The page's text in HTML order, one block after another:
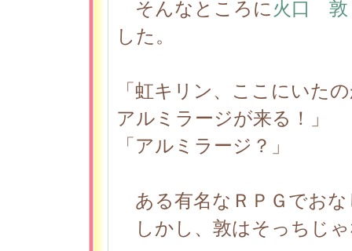
そんなところに 火口 敦
した。
「虹キリン、ここにいた
アルミラージが来る！」
「アルミラージ？」
ある有名なＲＰＧでお
しかし、敦はそっちじ